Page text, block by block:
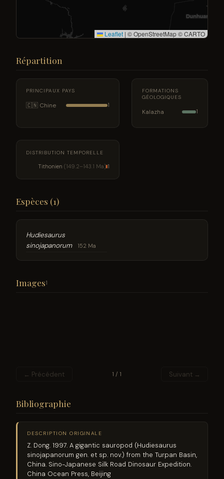
Leaflet | © OpenStreetMap © CARTO
Répartition
PRINCIPAUX PAYS
🇨🇳 Chine 1
FORMATIONS
GÉOLOGIQUES
Kalazha 1
DISTRIBUTION TEMPORELLE
Tithonien (149.2–143.1 Ma) 1
Espèces (1)
Hudiesaurus
sinojapanorum
152 Ma
Images1
← Précédent 1 / 1 Suivant →
Bibliographie
DESCRIPTION ORIGINALE
Z. Dong. 1997. A gigantic sauropod (Hudiesaurus
sinojapanorum gen. et sp. nov.) from the Turpan Basin,
China. Sino-Japanese Silk Road Dinosaur Expedition.
China Ocean Press, Beijing